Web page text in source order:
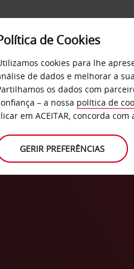
SERVIÇOS EMPRESAS
de Cookies
cookies para lhe
de dados e melhorar a
os dados com
– a nossa política de
em ACEITAR, concorda
GERIR PREFERÊNCIAS